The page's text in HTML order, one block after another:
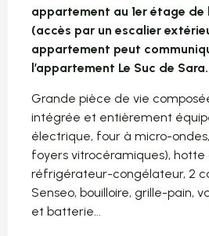
appartement au 1er étage de
(accès par un escalier
appartement peut
l’appartement Le Suc de Sara.
Grande pièce de vie
intégrée et entièrement
électrique, four à micro-
foyers vitrocéramiques), hotte
réfrigérateur-congélateur, 2
Senseo, bouilloire, grille-pain,
et batterie...